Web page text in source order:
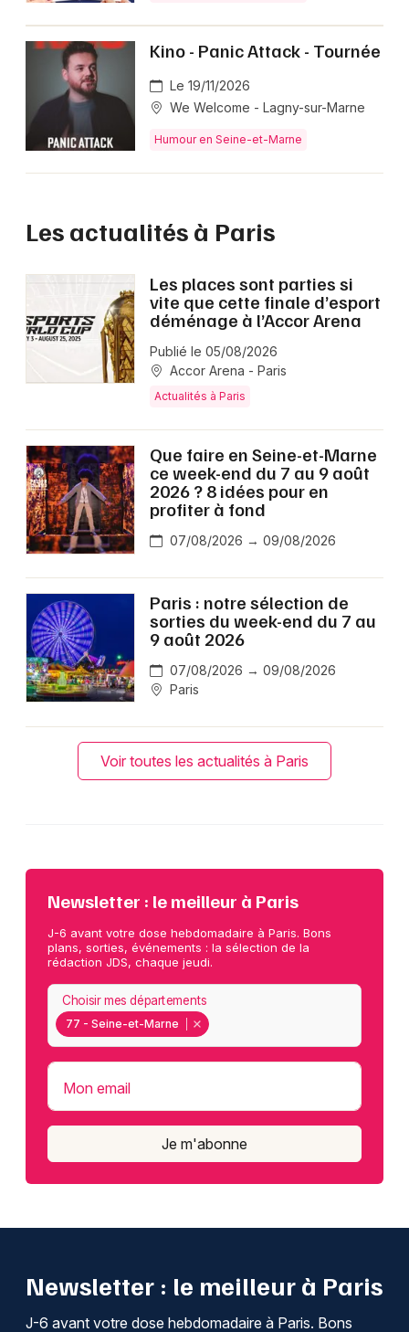
Kino - Panic Attack - Tournée
Le 19/11/2026
We Welcome - Lagny-sur-Marne
Humour en Seine-et-Marne
Les actualités à Paris
Les places sont parties si
vite que cette finale d’esport
déménage à l’Accor Arena
Publié le 05/08/2026
Accor Arena - Paris
Actualités à Paris
Que faire en Seine-et-Marne
ce week-end du 7 au 9 août
2026 ? 8 idées pour en
profiter à fond
07/08/2026 → 09/08/2026
Paris : notre sélection de
sorties du week-end du 7 au
9 août 2026
07/08/2026 → 09/08/2026
Paris
Voir toutes les actualités à Paris
Newsletter : le meilleur à Paris
J-6 avant votre dose hebdomadaire à Paris. Bons
plans, sorties, événements : la sélection de la
rédaction JDS, chaque jeudi.
77 - Seine-et-Marne
Choisir mes départements
Mon email
Je m'abonne
Newsletter : le meilleur à Paris
J-6 avant votre dose hebdomadaire à Paris. Bons